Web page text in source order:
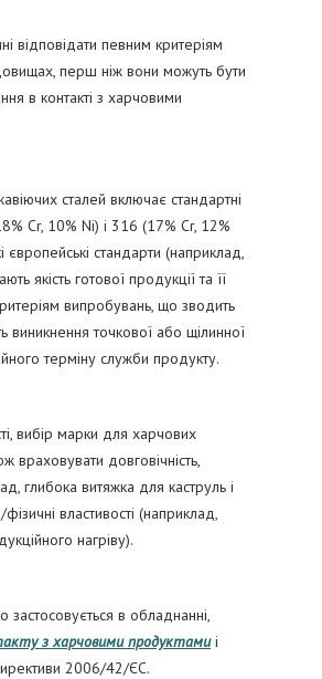
відповідати певним критеріям
перш ніж вони можуть бути
в контакті з харчовими
сталей включає стандартні
Cr, 10% Ni) і 316 (17% Cr, 12%
європейські стандарти (наприклад,
якість готової продукції та її
випробувань, що зводить
виникнення точкової або щілинної
терміну служби продукту.
вибір марки для харчових
враховувати довговічність,
глибока витяжка для каструль і
властивості (наприклад,
нагріву).
в обладнанні,
з харчовими продуктамиі
2006/42/ЄС.